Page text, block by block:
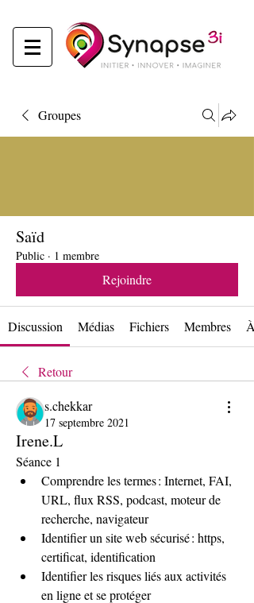
Groupes
Saïd
Public · 1 membre
Rejoindre
Discussion Médias Fichiers Membres
Retour
s.chekkar
17 septembre 2021
Irene.L
Séance 1
Comprendre les termes : Internet, FAI,
URL, flux RSS, podcast, moteur de
recherche, navigateur
Identifier un site web sécurisé : https,
certificat, identification
Identifier les risques liés aux activités
en ligne et se protéger